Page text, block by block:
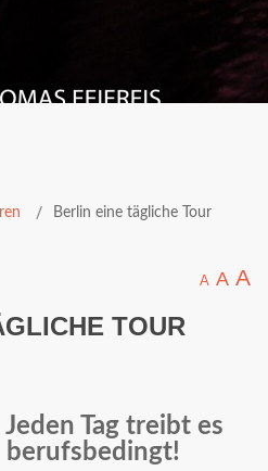
Berlin eine tägliche Tour
A A A
TOUR
Tag treibt es
berufsbedingt!